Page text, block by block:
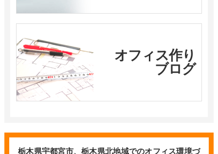
オフィス作り
ブログ
栃木県宇都宮市、栃木県北地域でのオフィス環境づ